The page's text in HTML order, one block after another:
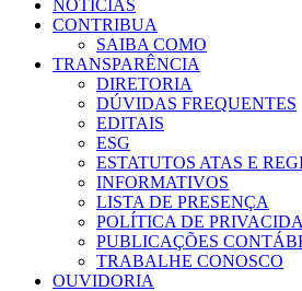
NOTÍCIAS
CONTRIBUA
SAIBA COMO
TRANSPARÊNCIA
DIRETORIA
DÚVIDAS FREQUENTES
EDITAIS
ESG
ESTATUTOS ATAS E
INFORMATIVOS
LISTA DE PRESENÇA
POLÍTICA DE
PUBLICAÇÕES
TRABALHE CONOSCO
OUVIDORIA